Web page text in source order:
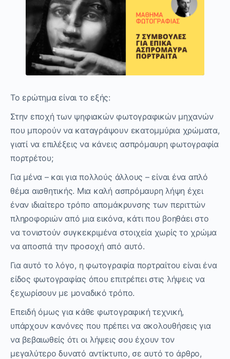
Το ερώτημα είναι το εξής:
Στην εποχή των ψηφιακών φωτογραφικών μηχανών
που μπορούν να καταγράψουν εκατομμύρια χρώματα,
γιατί να επιλέξεις να κάνεις ασπρόμαυρη φωτογραφία
πορτρέτου;
Για μένα – και για πολλούς άλλους – είναι ένα απλό
θέμα αισθητικής. Μια καλή ασπρόμαυρη λήψη έχει
έναν ιδιαίτερο τρόπο απομάκρυνσης των περιττών
πληροφοριών από μια εικόνα, κάτι που βοηθάει στο
να τονιστούν συγκεκριμένα στοιχεία χωρίς το χρώμα
να αποσπά την προσοχή από αυτό.
Για αυτό το λόγο, η φωτογραφία πορτραίτου είναι ένα
είδος φωτογραφίας όπου επιτρέπει στις λήψεις να
ξεχωρίσουν με μοναδικό τρόπο.
Επειδή όμως για κάθε φωτογραφική τεχνική,
υπάρχουν κανόνες που πρέπει να ακολουθήσεις για
να βεβαιωθείς ότι οι λήψεις σου έχουν τον
μεγαλύτερο δυνατό αντίκτυπο, σε αυτό το άρθρο,